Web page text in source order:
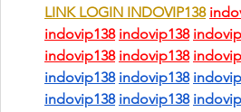
LINK LOGIN INDOVIP138
indovip138 indovip138
indovip138 indovip138
indovip138 indovip138
indovip138 indovip138